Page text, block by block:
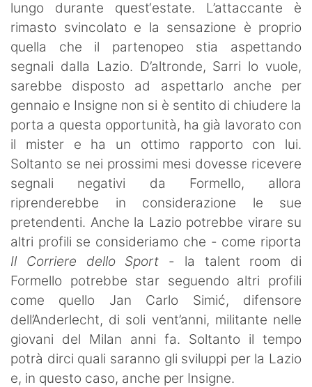
lungo durante quest‘estate. L’attaccante è
rimasto svincolato e la sensazione è proprio
quella che il partenopeo stia aspettando
segnali dalla Lazio. D’altronde, Sarri lo vuole,
sarebbe disposto ad aspettarlo anche per
gennaio e Insigne non si è sentito di chiudere la
porta a questa opportunità, ha già lavorato con
il mister e ha un ottimo rapporto con lui.
Soltanto se nei prossimi mesi dovesse ricevere
segnali negativi da Formello, allora
riprenderebbe in considerazione le sue
pretendenti. Anche la Lazio potrebbe virare su
altri profili se consideriamo che - come riporta
Il Corriere dello Sport - la talent room di
Formello potrebbe star seguendo altri profili
come quello Jan Carlo Simić, difensore
dell’Anderlecht, di soli vent’anni, militante nelle
giovani del Milan anni fa. Soltanto il tempo
potrà dirci quali saranno gli sviluppi per la Lazio
e, in questo caso, anche per Insigne.